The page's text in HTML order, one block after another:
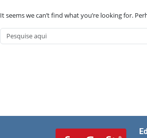
It seems we can’t find what you’re looking for.